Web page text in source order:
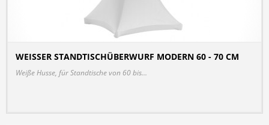
WEISSER STANDTISCHÜBERWURF MODERN 60 - 70 CM
Weiße Husse, für Standtische von 60 bis...
DETAILS